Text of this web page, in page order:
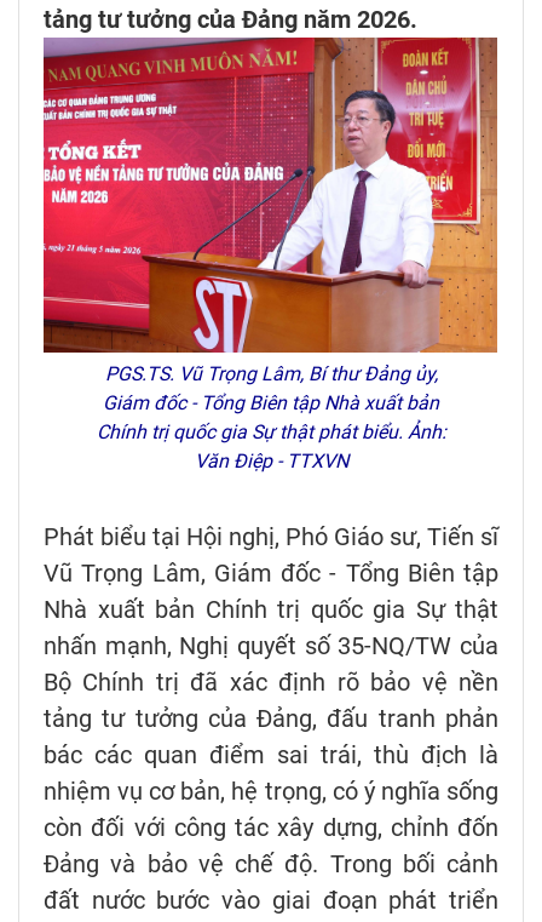
tảng tư tưởng của Đảng năm 2026.
PGS.TS. Vũ Trọng Lâm, Bí thư Đảng ủy,
Giám đốc - Tổng Biên tập Nhà xuất bản
Chính trị quốc gia Sự thật phát biểu. Ảnh:
Văn Điệp - TTXVN
Phát biểu tại Hội nghị, Phó Giáo sư, Tiến sĩ
Vũ Trọng Lâm, Giám đốc - Tổng Biên tập
Nhà xuất bản Chính trị quốc gia Sự thật
nhấn mạnh, Nghị quyết số 35-NQ/TW của
Bộ Chính trị đã xác định rõ bảo vệ nền
tảng tư tưởng của Đảng, đấu tranh phản
bác các quan điểm sai trái, thù địch là
nhiệm vụ cơ bản, hệ trọng, có ý nghĩa sống
còn đối với công tác xây dựng, chỉnh đốn
Đảng và bảo vệ chế độ. Trong bối cảnh
đất nước bước vào giai đoạn phát triển